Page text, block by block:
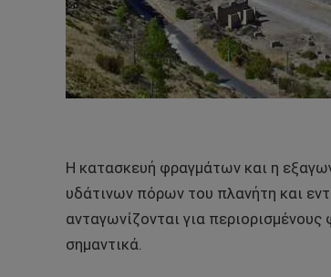
Η κατασκευή φραγμάτων και η
υδάτινων πόρων του πλανήτη και
ανταγωνίζονται για
σημαντικά.